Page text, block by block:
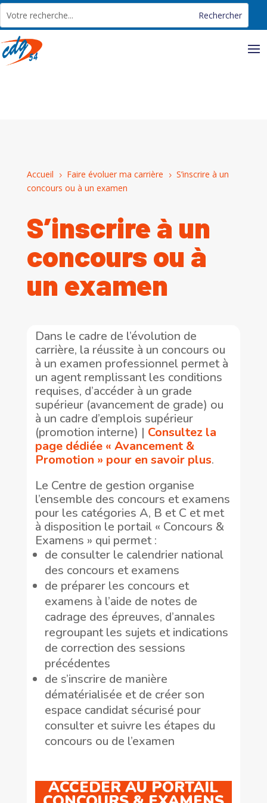
Accueil 5 Faire évoluer ma carrière 5 S’inscrire à un
concours ou à un examen
S’inscrire à un
concours ou à
un examen
Dans le cadre de l’évolution de
carrière, la réussite à un concours ou
à un examen professionnel permet à
un agent remplissant les conditions
requises, d’accéder à un grade
supérieur (avancement de grade) ou
à un cadre d’emplois supérieur
(promotion interne) | Consultez la
page dédiée « Avancement &
Promotion » pour en savoir plus.
Le Centre de gestion organise
l’ensemble des concours et examens
pour les catégories A, B et C et met
à disposition le portail « Concours &
Examens » qui permet :
de consulter le calendrier national
des concours et examens
de préparer les concours et
examens à l’aide de notes de
cadrage des épreuves, d’annales
regroupant les sujets et indications
de correction des sessions
précédentes
de s’inscrire de manière
dématérialisée et de créer son
espace candidat sécurisé pour
consulter et suivre les étapes du
concours ou de l’examen
ACCEDER AU PORTAIL
Panneau de gestion des cookies